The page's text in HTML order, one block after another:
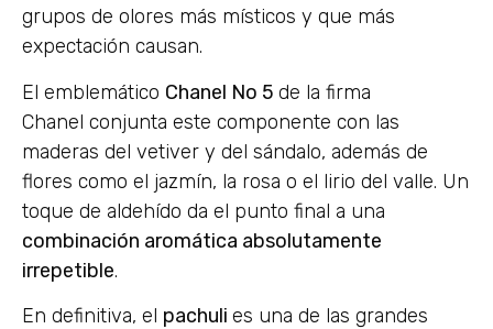
grupos de olores más místicos y que más
expectación causan.
El emblemático Chanel No 5 de la firma
Chanel conjunta este componente con las
maderas del vetiver y del sándalo, además de
flores como el jazmín, la rosa o el lirio del valle. Un
toque de aldehído da el punto final a una
combinación aromática absolutamente
irrepetible.
En definitiva, el pachuli es una de las grandes